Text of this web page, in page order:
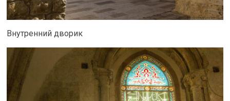
Внутренний дворик